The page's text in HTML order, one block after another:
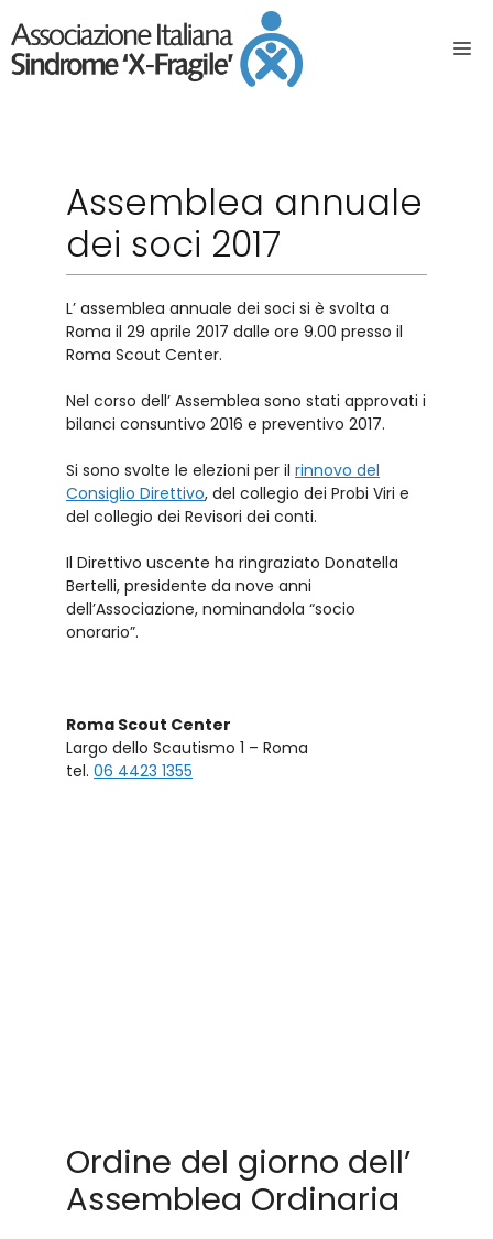
Assemblea annuale
dei soci 2017
L’ assemblea annuale dei soci si è svolta a
Roma il 29 aprile 2017 dalle ore 9.00 presso il
Roma Scout Center.
Nel corso dell’ Assemblea sono stati approvati i
bilanci consuntivo 2016 e preventivo 2017.
Si sono svolte le elezioni per il rinnovo del
Consiglio Direttivo, del collegio dei Probi Viri e
del collegio dei Revisori dei conti.
Il Direttivo uscente ha ringraziato Donatella
Bertelli, presidente da nove anni
dell’Associazione, nominandola “socio
onorario”.
Roma Scout Center
Largo dello Scautismo 1 – Roma
tel. 06 4423 1355
Ordine del giorno dell’
Assemblea Ordinaria